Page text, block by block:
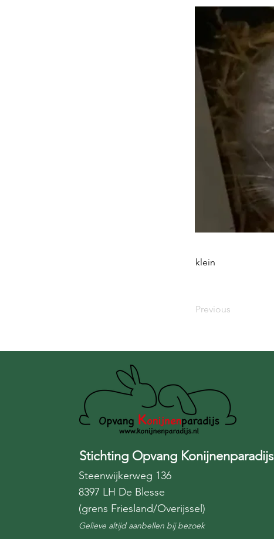
klein
Previous
Stichting Opvang Konijnenparadijs
Steenwijkerweg 136
8397 LH De Blesse
(grens Friesland/Overijssel)
Gelieve altijd aanbellen bij bezoek